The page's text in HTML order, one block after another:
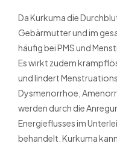
Da Kurkuma die
Gebärmutter und im
häufig bei PMS und
Es wirkt zudem
und lindert
Dysmenorrhoe,
werden durch die
Energieflusses im
behandelt. Kurkuma